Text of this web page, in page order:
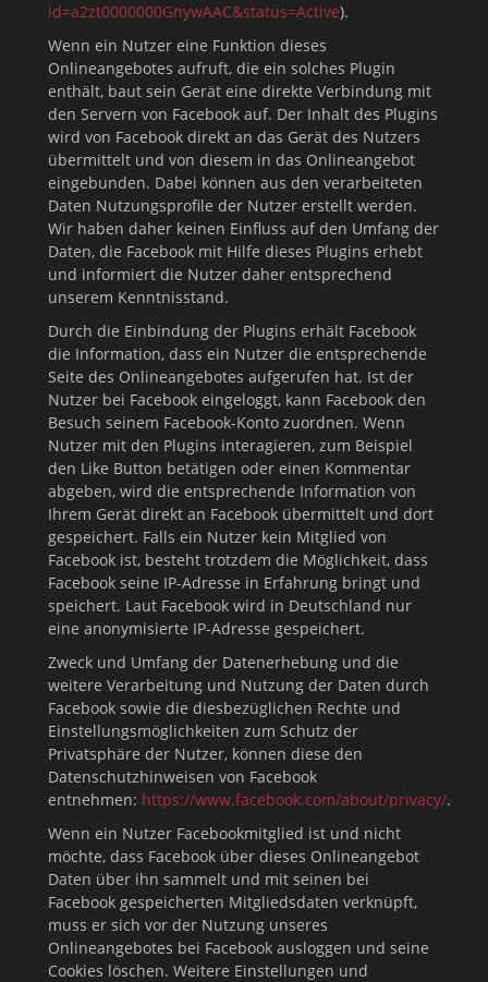
id=a2zt0000000GnywAAC&status=Active).
Wenn ein Nutzer eine Funktion dieses
Onlineangebotes aufruft, die ein solches Plugin
enthält, baut sein Gerät eine direkte Verbindung mit
den Servern von Facebook auf. Der Inhalt des Plugins
wird von Facebook direkt an das Gerät des Nutzers
übermittelt und von diesem in das Onlineangebot
eingebunden. Dabei können aus den verarbeiteten
Daten Nutzungsprofile der Nutzer erstellt werden.
Wir haben daher keinen Einfluss auf den Umfang der
Daten, die Facebook mit Hilfe dieses Plugins erhebt
und informiert die Nutzer daher entsprechend
unserem Kenntnisstand.
Durch die Einbindung der Plugins erhält Facebook
die Information, dass ein Nutzer die entsprechende
Seite des Onlineangebotes aufgerufen hat. Ist der
Nutzer bei Facebook eingeloggt, kann Facebook den
Besuch seinem Facebook-Konto zuordnen. Wenn
Nutzer mit den Plugins interagieren, zum Beispiel
den Like Button betätigen oder einen Kommentar
abgeben, wird die entsprechende Information von
Ihrem Gerät direkt an Facebook übermittelt und dort
gespeichert. Falls ein Nutzer kein Mitglied von
Facebook ist, besteht trotzdem die Möglichkeit, dass
Facebook seine IP-Adresse in Erfahrung bringt und
speichert. Laut Facebook wird in Deutschland nur
eine anonymisierte IP-Adresse gespeichert.
Zweck und Umfang der Datenerhebung und die
weitere Verarbeitung und Nutzung der Daten durch
Facebook sowie die diesbezüglichen Rechte und
Einstellungsmöglichkeiten zum Schutz der
Privatsphäre der Nutzer, können diese den
Datenschutzhinweisen von Facebook
entnehmen: https://www.facebook.com/about/privacy/.
Wenn ein Nutzer Facebookmitglied ist und nicht
möchte, dass Facebook über dieses Onlineangebot
Daten über ihn sammelt und mit seinen bei
Facebook gespeicherten Mitgliedsdaten verknüpft,
muss er sich vor der Nutzung unseres
Onlineangebotes bei Facebook ausloggen und seine
Cookies löschen. Weitere Einstellungen und